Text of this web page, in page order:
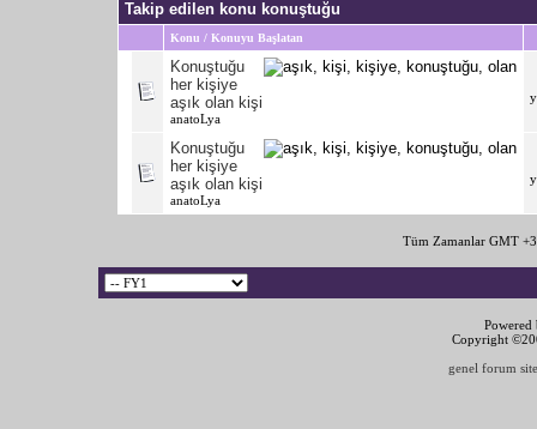
Takip edilen konu konuştuğu
Konu / Konuyu Başlatan
Konuştuğu
her kişiye
aşık olan kişi
anatoLya
Konuştuğu
her kişiye
aşık olan kişi
anatoLya
Tüm Zamanlar GMT
Copyright
genel forum